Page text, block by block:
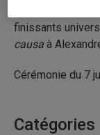
finissants
causa à
Cérémonie du 7
Catégories